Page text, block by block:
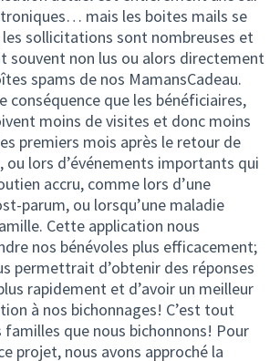
mais les boites mails se
sollicitations sont nombreuses et
souvent non lus ou alors directement
spams de nos MamansCadeau.
conséquence que les bénéficiaires,
moins de visites et donc moins
premiers mois après le retour de
ou lors d’événements importants qui
accru, comme lors d’une
parum, ou lorsqu’une maladie
Cette application nous
nos bénévoles plus efficacement;
permettrait d’obtenir des réponses
rapidement et d’avoir un meilleur
à nos bichonnages! C’est tout
familles que nous bichonnons! Pour
projet, nous avons approché la